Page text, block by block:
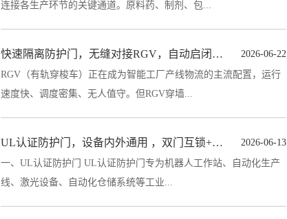
连接各生产环节的关键通道。原料药、制剂、包...
快速隔离防护门，无缝对接RGV，自动启闭高效安全
2026-06-22
RGV（有轨穿梭车）正在成为智能工厂产线物流的主流配置，运行
速度快、调度密集、无人值守。但RGV穿墙...
UL认证防护门，设备内外通用 ，双门互锁+快速升降，杜绝夹伤
2026-06-13
一、UL认证防护门 UL认证防护门专为机器人工作站、自动化生产
线、激光设备、自动化仓储系统等工业...